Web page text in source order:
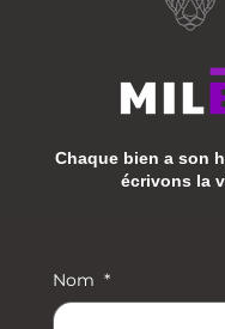
Chaque bien a son
écrivons la
Nom *